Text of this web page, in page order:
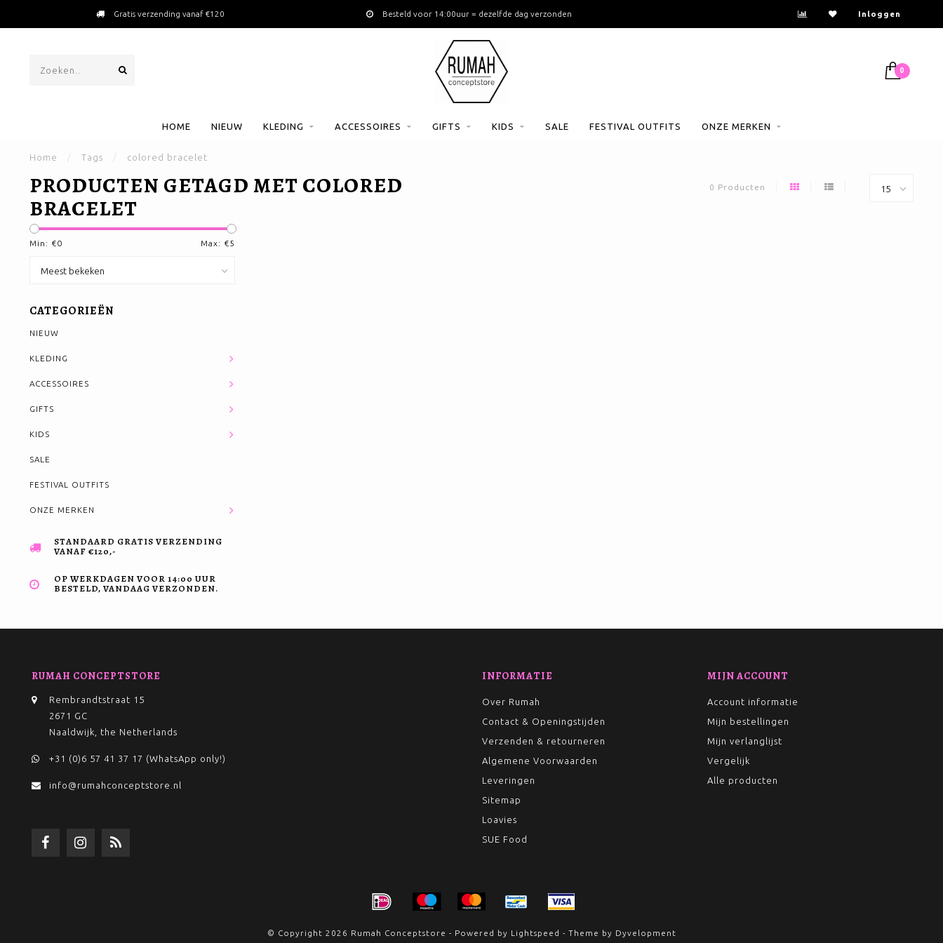
Gratis verzending vanaf €120 Besteld voor 14:00uur = dezelfde dag verzonden Inloggen
0
HOME NIEUW KLEDING ACCESSOIRES GIFTS KIDS SALE FESTIVAL OUTFITS ONZE MERKEN
Home / Tags / colored bracelet
PRODUCTEN GETAGD MET COLORED
BRACELET
0 Producten
Min: €0 Max: €5
CATEGORIEËN
NIEUW
KLEDING
ACCESSOIRES
GIFTS
KIDS
SALE
FESTIVAL OUTFITS
ONZE MERKEN
STANDAARD GRATIS VERZENDING
VANAF €120,-
OP WERKDAGEN VOOR 14:00 UUR
BESTELD, VANDAAG VERZONDEN.
RUMAH CONCEPTSTORE
Rembrandtstraat 15
2671 GC
Naaldwijk, the Netherlands
+31 (0)6 57 41 37 17 (WhatsApp only!)
info@rumahconceptstore.nl
INFORMATIE
Over Rumah
Contact & Openingstijden
Verzenden & retourneren
Algemene Voorwaarden
Leveringen
Sitemap
Loavies
SUE Food
MIJN ACCOUNT
Account informatie
Mijn bestellingen
Mijn verlanglijst
Vergelijk
Alle producten
© Copyright 2026 Rumah Conceptstore - Powered by Lightspeed - Theme by Dyvelopment